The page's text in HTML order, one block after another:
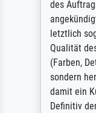
des
letztlich
Qualität
(Farben,
sondern
damit ein
Definitiv